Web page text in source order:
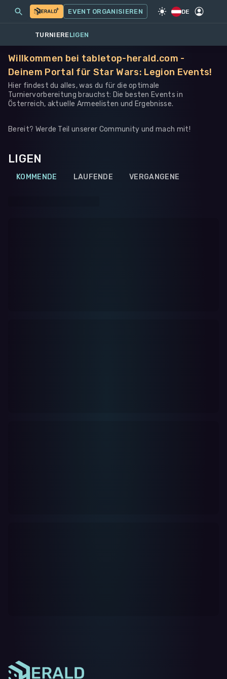
SPIEL·WARHAMMER 40K
MEINE EVENTS MEHR
EVENT ORGANISIEREN DE
TURNIERELIGEN
Willkommen bei tabletop-herald.com -
Deinem Portal für Star Wars: Legion Events!
Hier findest du alles, was du für die optimale
Turniervorbereitung brauchst: Die besten Events in
Österreich, aktuelle Armeelisten und Ergebnisse.
Bereit? Werde Teil unserer Community und mach mit!
LIGEN
KOMMENDE LAUFENDE VERGANGENE